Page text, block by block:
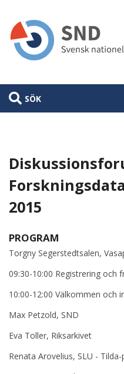
huvudinnehåll
SÖK
2015
PROGRAM
Torgny Segerstedtsalen,
09:30-10:00 Registrering och
10:00-12:00 Välkommen och
Max Petzold, SND
Eva Toller, Riksarkivet
Renata Arovelius, SLU -